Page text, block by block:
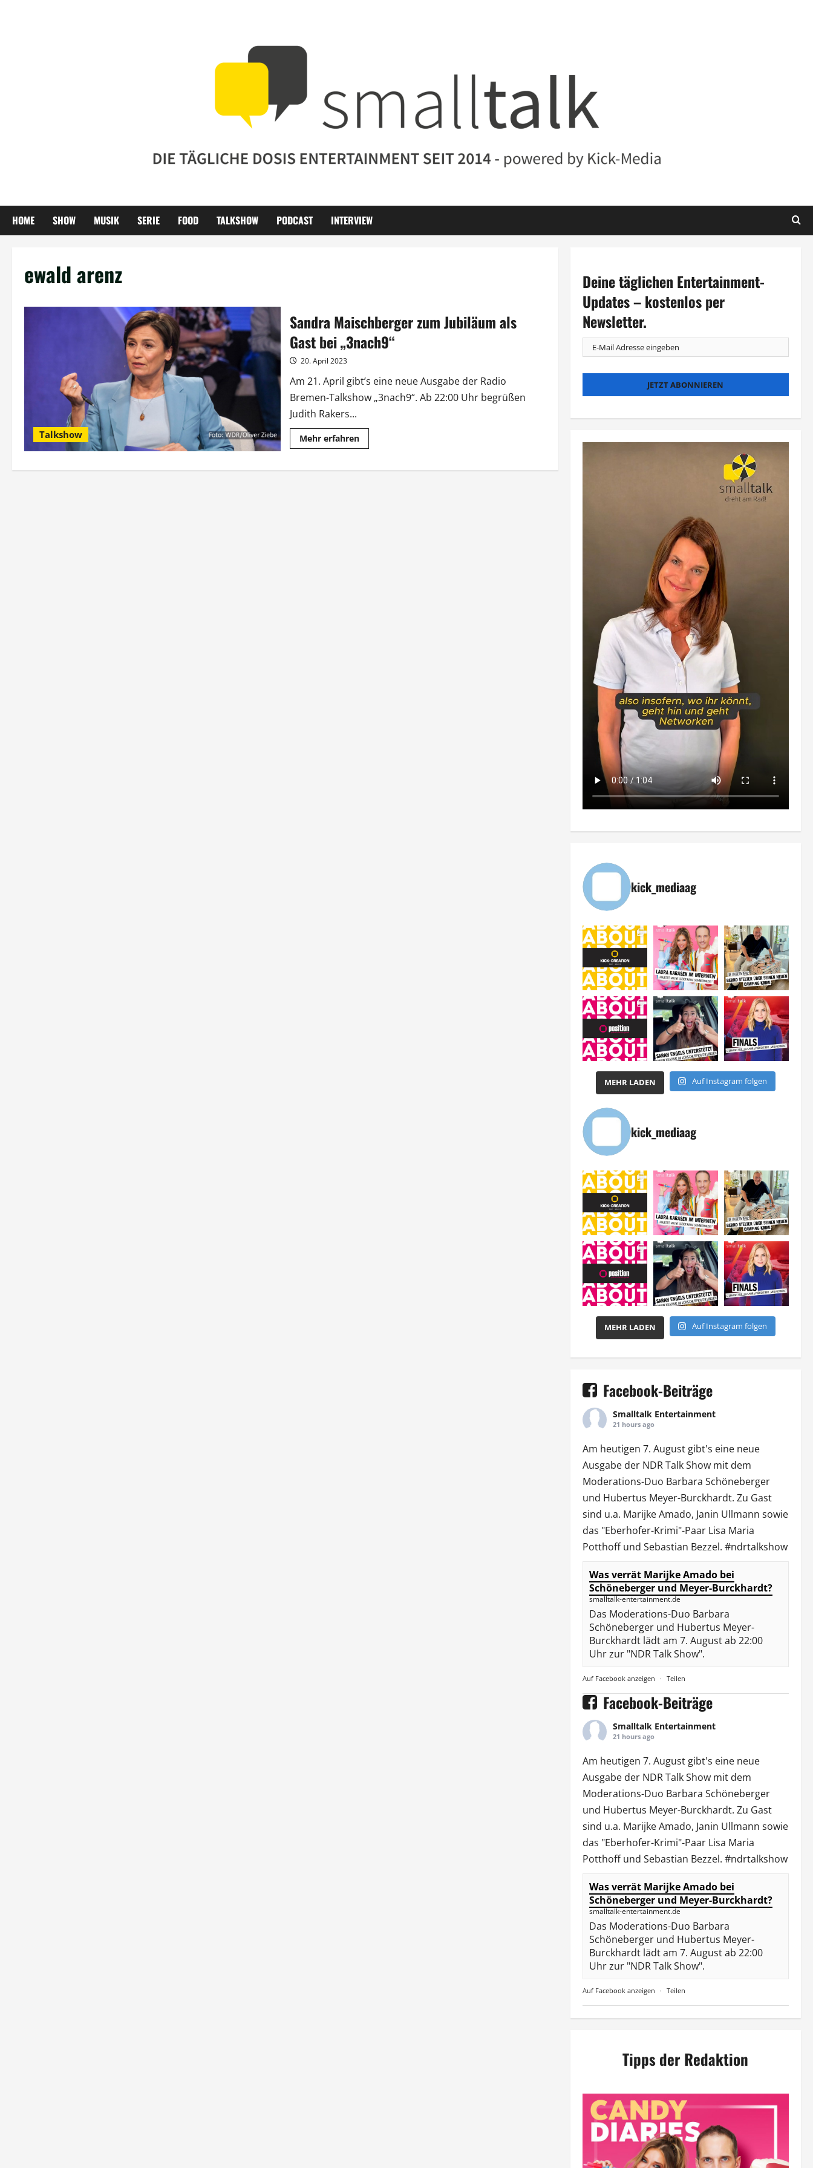
HOME SHOW MUSIK SERIE FOOD TALKSHOW PODCAST INTERVIEW
ewald arenz
Talkshow
Sandra Maischberger zum Jubiläum als
Gast bei „3nach9“
20. April 2023
Am 21. April gibt’s eine neue Ausgabe der Radio
Bremen-Talkshow „3nach9“. Ab 22:00 Uhr begrüßen
Judith Rakers...
Mehr erfahrenMehr
Informationen
Maischberger
Deine täglichen Entertainment-
Updates – kostenlos per
Newsletter.
kick_mediaag
MEHR LADEN Auf Instagram folgen
kick_mediaag
MEHR LADEN Auf Instagram folgen
Facebook-Beiträge
Smalltalk Entertainment
21 hours ago
Am heutigen 7. August gibt's eine neue
Ausgabe der NDR Talk Showmit dem
Moderations-Duo Barbara Schöneberger
und Hubertus Meyer-Burckhardt. Zu Gast
sind u.a. Marijke Amado, Janin Ullmann sowie
das "Eberhofer-Krimi"-Paar Lisa Maria
Potthoff und Sebastian Bezzel. #ndrtalkshow
Was verrät Marijke Amado bei
Schöneberger und Meyer-Burckhardt?
smalltalk-entertainment.de
Das Moderations-Duo Barbara
Schöneberger und Hubertus Meyer-
Burckhardt lädt am 7. August ab 22:00
Uhr zur "NDR Talk Show".
Auf Facebook anzeigen · Teilen
Facebook-Beiträge
Smalltalk Entertainment
21 hours ago
Am heutigen 7. August gibt's eine neue
Ausgabe der NDR Talk Showmit dem
Moderations-Duo Barbara Schöneberger
und Hubertus Meyer-Burckhardt. Zu Gast
sind u.a. Marijke Amado, Janin Ullmann sowie
das "Eberhofer-Krimi"-Paar Lisa Maria
Potthoff und Sebastian Bezzel. #ndrtalkshow
Was verrät Marijke Amado bei
Schöneberger und Meyer-Burckhardt?
smalltalk-entertainment.de
Das Moderations-Duo Barbara
Schöneberger und Hubertus Meyer-
Burckhardt lädt am 7. August ab 22:00
Uhr zur "NDR Talk Show".
Auf Facebook anzeigen · Teilen
Tipps der Redaktion